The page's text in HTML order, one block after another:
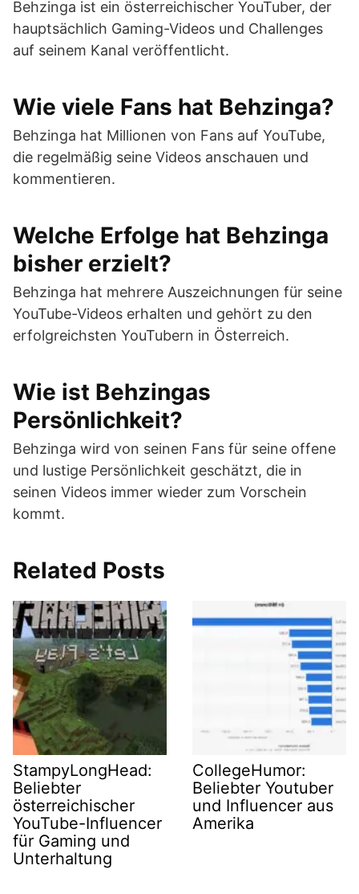
Behzinga ist ein österreichischer YouTuber, der
hauptsächlich Gaming-Videos und Challenges
auf seinem Kanal veröffentlicht.
Wie viele Fans hat Behzinga?
Behzinga hat Millionen von Fans auf YouTube,
die regelmäßig seine Videos anschauen und
kommentieren.
Welche Erfolge hat Behzinga
bisher erzielt?
Behzinga hat mehrere Auszeichnungen für seine
YouTube-Videos erhalten und gehört zu den
erfolgreichsten YouTubern in Österreich.
Wie ist Behzingas
Persönlichkeit?
Behzinga wird von seinen Fans für seine offene
und lustige Persönlichkeit geschätzt, die in
seinen Videos immer wieder zum Vorschein
kommt.
Related Posts
StampyLongHead:
Beliebter
österreichischer
YouTube-Influencer
für Gaming und
Unterhaltung
CollegeHumor:
Beliebter Youtuber
und Influencer aus
Amerika